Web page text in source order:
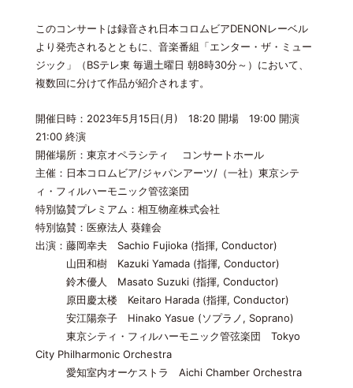
このコンサートは録音され日本コロムビアDENONレーベル
より発売されるとともに、音楽番組「エンター・ザ・ミュー
ジック」（BSテレ東 毎週土曜日 朝8時30分～）において、
複数回に分けて作品が紹介されます。
開催日時：2023年5月15日(月) 18:20 開場 19:00 開演
21:00 終演
開催場所：東京オペラシティ コンサートホール
主催：日本コロムビア/ジャパンアーツ/（一社）東京シテ
ィ・フィルハーモニック管弦楽団
特別協賛プレミアム：相互物産株式会社
特別協賛：医療法人 葵鐘会
出演：藤岡幸夫 Sachio Fujioka (指揮, Conductor)
山田和樹 Kazuki Yamada (指揮, Conductor)
鈴木優人 Masato Suzuki (指揮, Conductor)
原田慶太楼 Keitaro Harada (指揮, Conductor)
安江陽奈子 Hinako Yasue (ソプラノ, Soprano)
東京シティ・フィルハーモニック管弦楽団 Tokyo
City Philharmonic Orchestra
愛知室内オーケストラ Aichi Chamber Orchestra